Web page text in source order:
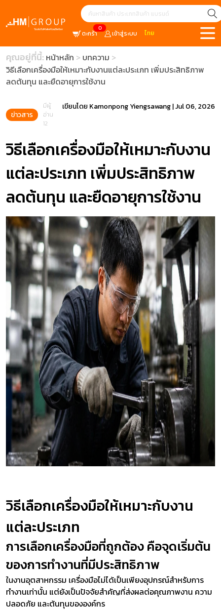
0
ตะกร้า เข้าสู่ระบบ ไทย
คุณอยู่ที่นี้: หน้าหลัก
บทความ
วิธีเลือกเครื่องมือให้เหมาะกับงานแต่ละประเภท เพิ่มประสิทธิภาพ
ลดต้นทุน และยืดอายุการใช้งาน
ข่าวสาร
มีผู้
อ่าน
12
เขียนโดย Kamonpong Yiengsawang|Jul 06, 2026
วิธีเลือกเครื่องมือให้เหมาะกับงาน
แต่ละประเภท เพิ่มประสิทธิภาพ
ลดต้นทุน และยืดอายุการใช้งาน
วิธีเลือกเครื่องมือให้เหมาะกับงาน
แต่ละประเภท
การเลือกเครื่องมือที่ถูกต้อง คือจุดเริ่มต้น
ของการทำงานที่มีประสิทธิภาพ
ในงานอุตสาหกรรม เครื่องมือไม่ได้เป็นเพียงอุปกรณ์สำหรับการ
ทำงานเท่านั้น แต่ยังเป็นปัจจัยสำคัญที่ส่งผลต่อคุณภาพงาน ความ
ปลอดภัย และต้นทุนขององค์กร